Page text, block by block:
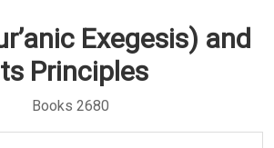
Exegesis) and
Principles
Books 2680